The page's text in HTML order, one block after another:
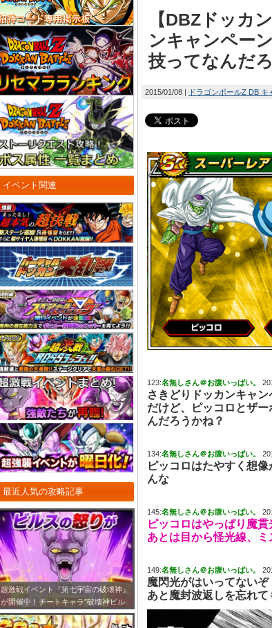
DBZドッカンバトル】【新たに得た好機】人造人間16号【UR】
イベント関連
最近人気の攻略記事
超激戦イベント『第七宇宙の破壊神』
が開催中！チートキャラ”破壊神ビル
ス”をドッカン覚醒させよう！
【DBZドッカ
ンキャンペー
技ってなんだ
2015/01/08 ドラゴンボールZ DB キ
123:名無しさん＠お腹いっぱい。
さきどりドッカンキャン
だけど、ピッコロとザ
んだろうかね？
134:名無しさん＠お腹いっぱい。
ピッコロはたやすく想
んな
145:名無しさん＠お腹いっぱい。
ピッコロはやっぱり魔
あとは目から怪光線、
149:名無しさん＠お腹いっぱい。
魔閃光がはいってないぞ
あと魔封波返しを忘れ